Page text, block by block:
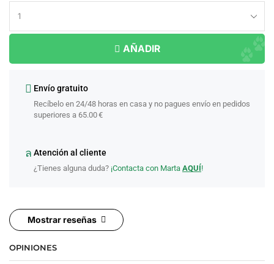
AÑADIR
Envío gratuito
Recíbelo en 24/48 horas en casa y no pagues envío en pedidos
superiores a 65.00 €
Atención al cliente
¿Tienes alguna duda? ¡Contacta con Marta AQUÍ!
Mostrar reseñas
OPINIONES